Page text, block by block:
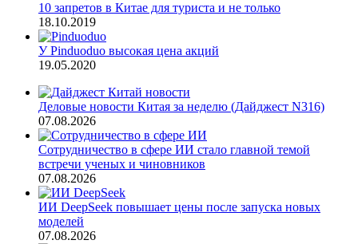
10 запретов в Китае для туриста и не только
18.10.2019
У Pinduoduo высокая цена акций
19.05.2020
Деловые новости Китая за неделю (Дайджест N316)
07.08.2026
Сотрудничество в сфере ИИ стало главной темой
встречи ученых и чиновников
07.08.2026
ИИ DeepSeek повышает цены после запуска новых
моделей
07.08.2026